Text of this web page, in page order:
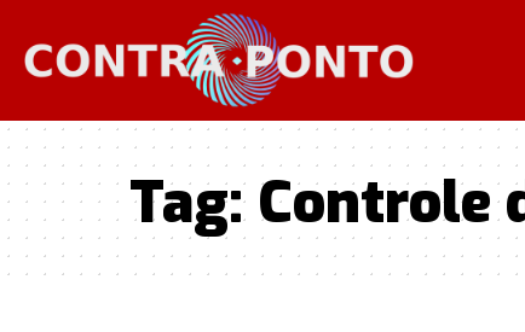
Tag:Controle